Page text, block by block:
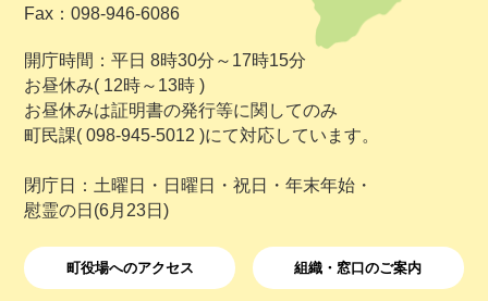
Fax：098-946-6086
開庁時間：平日 8時30分～17時15分
お昼休み( 12時～13時 )
お昼休みは証明書の発行等に関してのみ
町民課( 098-945-5012 )にて対応しています。
閉庁日：土曜日・日曜日・祝日・年末年始・
慰霊の日(6月23日)
町役場へのアクセス 組織・窓口のご案内